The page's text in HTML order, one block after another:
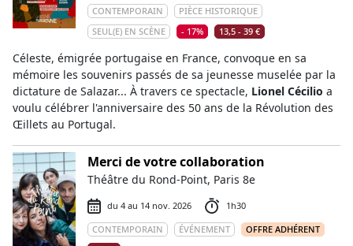
CONTEMPORAIN
PIÈCE HISTORIQUE
SEUL(E) EN SCÈNE
- 17% 13,5 - 39 €
Céleste, émigrée portugaise en France, convoque en sa
mémoire les souvenirs passés de sa jeunesse muselée par la
dictature de Salazar... À travers ce spectacle, Lionel Cécilio a
voulu célébrer l'anniversaire des 50 ans de la Révolution des
Œillets au Portugal.
Merci de votre collaboration
Théâtre du Rond-Point, Paris 8e
du 4 au 14 nov. 2026
1h30
CONTEMPORAIN
ÉVÉNEMENT
OFFRE ADHÉRENT